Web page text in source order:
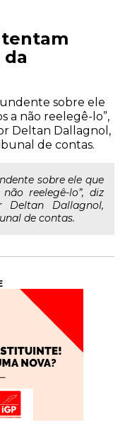
sobre ele
a não reelegê-lo”,
Deltan Dallagnol,
de contas.
sobre ele que
reelegê-lo”, diz
Deltan Dallagnol,
de contas.